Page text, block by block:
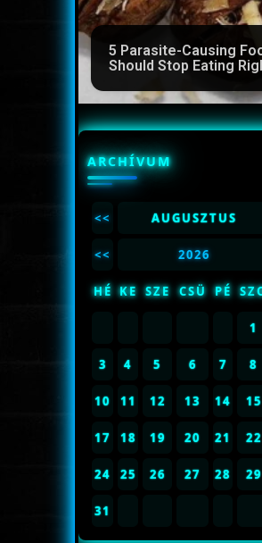
5 Parasite-Causing
Should Stop Eating
ARCHÍVUM
<< AUGUSZTUS
<< 2026
HÉ KE SZE CSÜ PÉ
1
3 4 5 6 7 8
10 11 12 13 14 15
17 18 19 20 21 22
24 25 26 27 28 29
31